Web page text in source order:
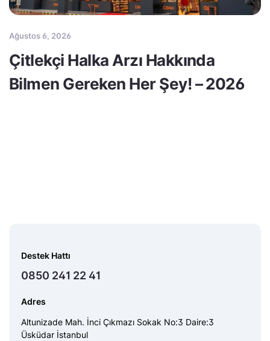
Ağustos 6, 2026
Çitlekçi Halka Arzı Hakkında
Bilmen Gereken Her Şey! – 2026
Destek Hattı
0850 241 22 41
Adres
Altunizade Mah. İnci Çıkmazı Sokak No:3 Daire:3
Üsküdar İstanbul